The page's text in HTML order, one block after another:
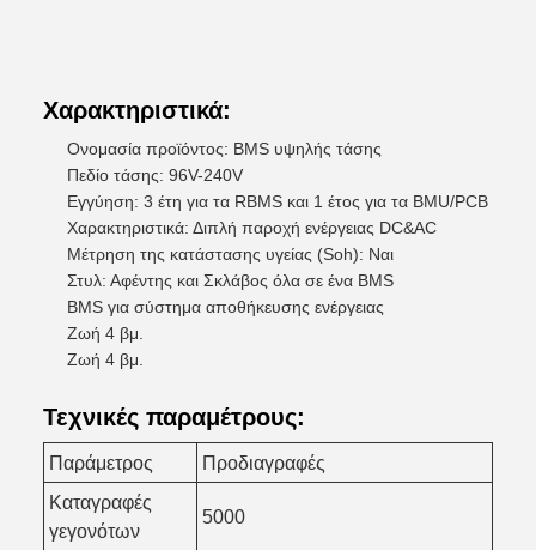
Χαρακτηριστικά:
Ονομασία προϊόντος: BMS υψηλής τάσης
Πεδίο τάσης: 96V-240V
Εγγύηση: 3 έτη για τα RBMS και 1 έτος για τα BMU/PCB
Χαρακτηριστικά: Διπλή παροχή ενέργειας DC&AC
Μέτρηση της κατάστασης υγείας (Soh): Ναι
Στυλ: Αφέντης και Σκλάβος όλα σε ένα BMS
BMS για σύστημα αποθήκευσης ενέργειας
Ζωή 4 βμ.
Ζωή 4 βμ.
Τεχνικές παραμέτρους:
Παράμετρος
Προδιαγραφές
Καταγραφές
γεγονότων
5000